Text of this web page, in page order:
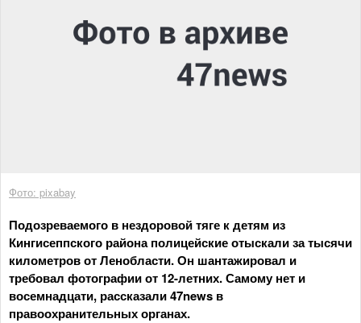
Фото: pixabay
Подозреваемого в нездоровой тяге к детям из
Кингисеппского района полицейские отыскали за тысячи
километров от Ленобласти. Он шантажировал и
требовал фотографии от 12-летних. Самому нет и
восемнадцати, рассказали 47news в
правоохранительных органах.